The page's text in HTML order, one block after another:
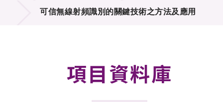
項目及資助計劃
資助計劃
可信無線射頻識別的關鍵技術之方法及應用
項目資料庫